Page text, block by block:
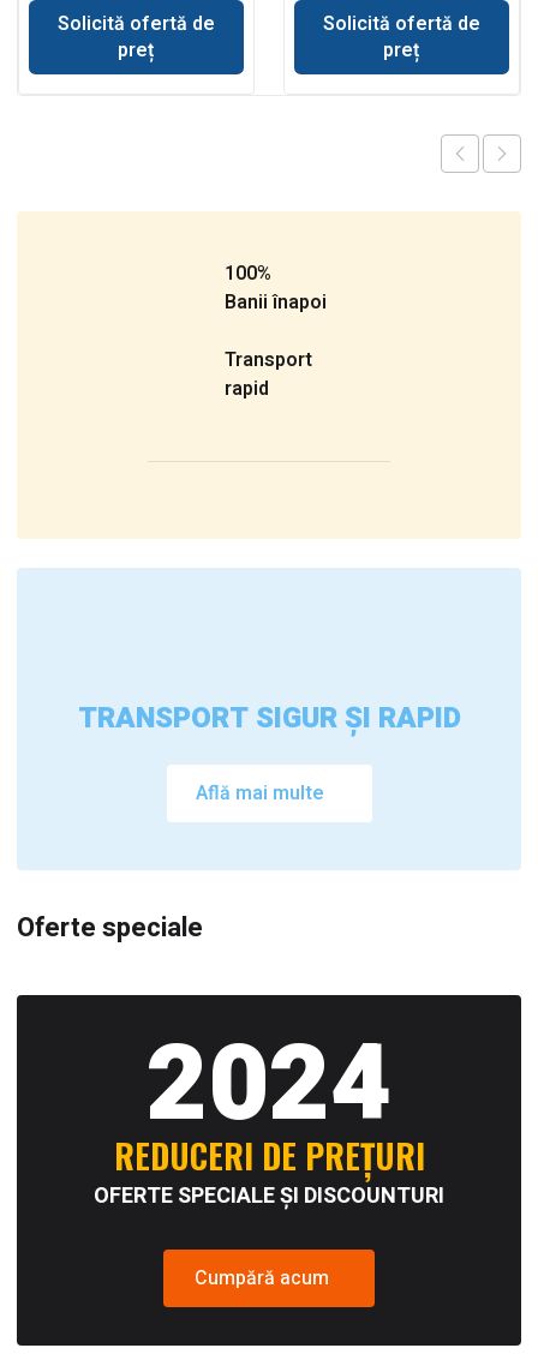
Solicită ofertă de
preț
Solicită ofertă de
preț
100%
Banii înapoi
Transport
rapid
TRANSPORT SIGUR ȘI RAPID
Află mai multe
Oferte speciale
2024
REDUCERI DE PREȚURI
OFERTE SPECIALE ȘI DISCOUNTURI
Cumpără acum